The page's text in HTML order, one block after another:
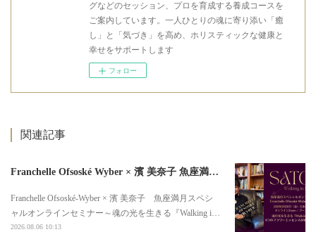
グなどのセッション、プロを育成する養成コースを
ご案内しています。一人ひとりの魂に寄り添い「癒
し」と「気づき」を高め、ホリスティックな健康と
幸せをサポートします
フォロー
関連記事
Franchelle Ofsoské Wyber × 濱 美奈子 魚座満月スペシャルオンラインセミナー
Franchelle Ofsoské-Wyber × 濱 美奈子 魚座満月スペシ
ャルオンラインセミナー～魂の光を生きる『Walking i…
2026.08.06 10:13